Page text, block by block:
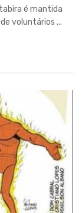
é mantida
voluntários ...